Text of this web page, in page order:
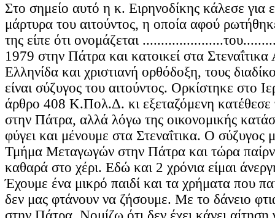
Στο σημείο αυτό η κ. Ειρηνοδίκης κάλεσε για
μάρτυρα του αιτούντος, η οποία αφού
της είπε ότι ονομάζεται
1979 στην Πάτρα και κατοικεί στα Στεναΐτικα
Ελληνίδα και χριστιανή ορθόδοξη, τους
είναι σύζυγος του αιτούντος. Ορκίστηκε στο
άρθρο 408 Κ.Πολ.Δ. κι εξεταζόμενη
στην Πάτρα, αλλά λόγω της οικονομικής
φύγει και μένουμε στα Στεναΐτικα. Ο σύζυγος
Τμήμα Μεταγωγών στην Πάτρα και τώρα
καθαρά στο χέρι. Εδώ και 2 χρόνια είμαι
Έχουμε ένα μικρό παιδί και τα χρήματα που
δεν μας φτάνουν να ζήσουμε. Με το δάνειο